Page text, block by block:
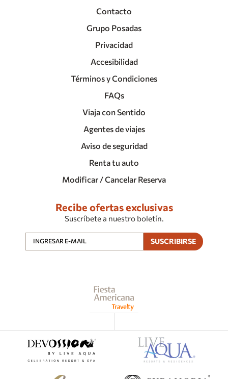
Contacto
Grupo Posadas
Privacidad
Accesibilidad
Términos y Condiciones
FAQs
Viaja con Sentido
Agentes de viajes
Aviso de seguridad
Renta tu auto
Modificar / Cancelar Reserva
Recibe ofertas exclusivas
Suscríbete a nuestro boletín.
SUSCRIBIRSE